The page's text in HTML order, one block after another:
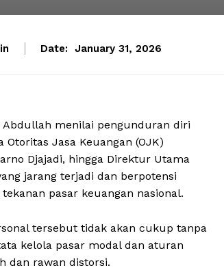
Date: January 31, 2026
Abdullah menilai pengunduran diri
Jasa Keuangan (OJK)
Djajadi, hingga Direktur Utama
jarang terjadi dan berpotensi
pasar keuangan nasional.
tersebut tidak akan cukup tanpa
kelola pasar modal dan aturan
dan rawan distorsi.